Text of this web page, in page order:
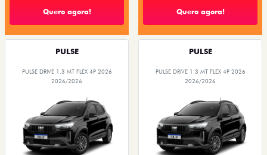
Quero agora! Quero agora!
PULSE
PULSE DRIVE 1.3 MT FLEX 4P 2026
2026/2026
PULSE
PULSE DRIVE 1.3 MT FLEX 4P 2026
2026/2026